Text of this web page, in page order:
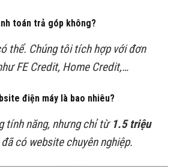
toán trả góp không?
thể. Chúng tôi tích hợp với đơn
FE Credit, Home Credit,…
điện máy là bao nhiêu?
tính năng, nhưng chỉ từ 1.5 triệu
có website chuyên nghiệp.